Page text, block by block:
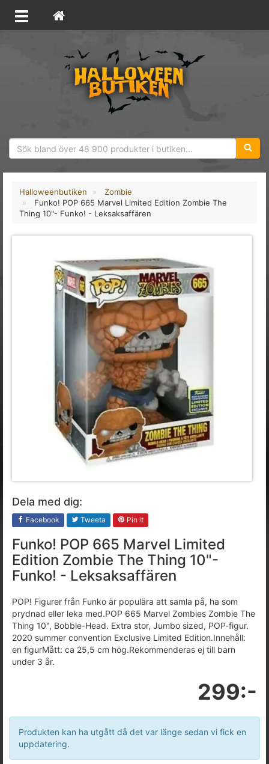
Halloweenbutiken
Zombie
Funko! POP 665 Marvel Limited Edition Zombie The
Thing 10"- Funko! - Leksaksaffären
Dela med dig:
Facebook Tweeta Pin it
Funko! POP 665 Marvel Limited
Edition Zombie The Thing 10"-
Funko! - Leksaksaffären
POP! Figurer från Funko är populära att samla på, ha som
prydnad eller leka med.POP 665 Marvel Zombies Zombie The
Thing 10", Bobble-Head. Extra stor, Jumbo sized, POP-figur.
2020 summer convention Exclusive Limited Edition.Innehåll:
en figurMått: ca 25,5 cm hög.Rekommenderas ej till barn
under 3 år.
299:-
Produkten kan ha utgått då det var länge sedan vi fick en
uppdatering.